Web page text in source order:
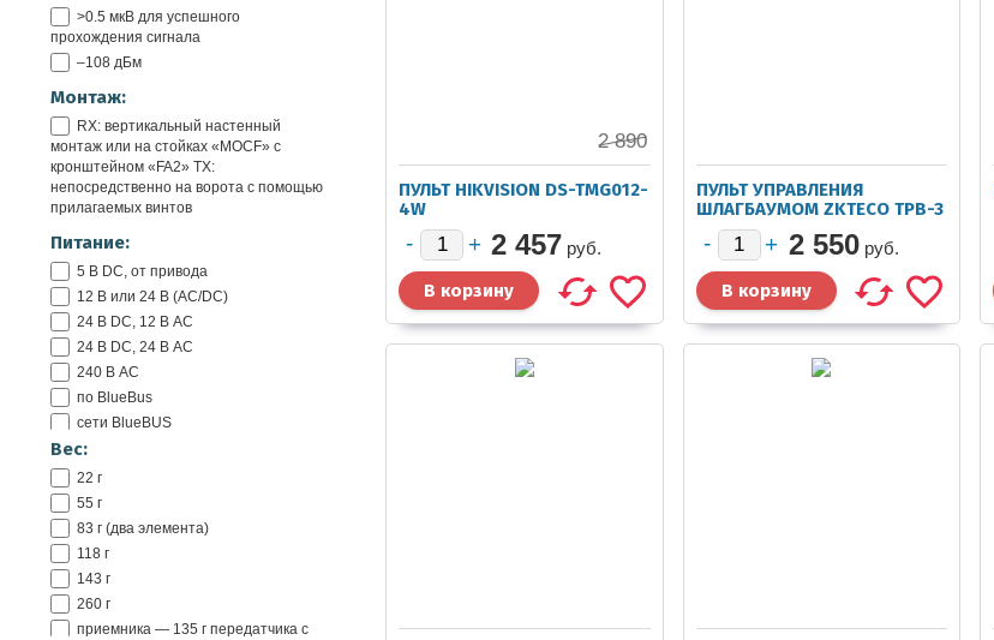
>0.5 мкВ для успешного
прохождения сигнала
–108 дБм
Монтаж:
RX: вертикальный настенный
монтаж или на стойках «MOCF» с
кронштейном «FA2» TX:
непосредственно на ворота с помощью
прилагаемых винтов
Питание:
5 В DC, от привода
12 В или 24 В (AC/DC)
24 В DC, 12 В AC
24 В DC, 24 В AC
240 В AC
по BlueBus
сети BlueBUS
Вес:
22 г
55 г
83 г (два элемента)
118 г
143 г
260 г
приемника — 135 г передатчика с
ПУЛЬТ HIKVISION DS-TMG012-
4W
2 890
2 457 руб.
ПУЛЬТ УПРАВЛЕНИЯ
ШЛАГБАУМОМ ZKTECO TPB-3
2 550 руб.